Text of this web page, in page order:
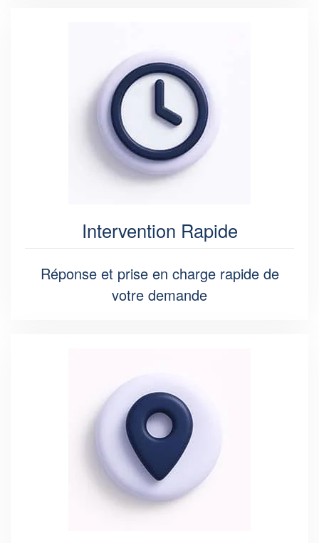
Intervention Rapide
Réponse et prise en charge rapide de
votre demande